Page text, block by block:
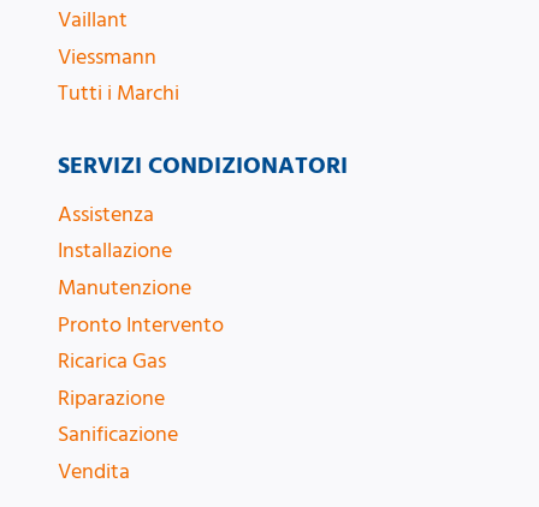
Vaillant
Viessmann
Tutti i Marchi
SERVIZI CONDIZIONATORI
Assistenza
Installazione
Manutenzione
Pronto Intervento
Ricarica Gas
Riparazione
Sanificazione
Vendita